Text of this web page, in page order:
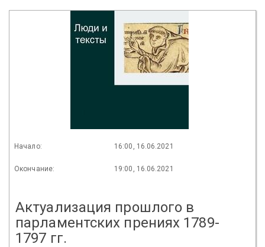
Начало: 16:00, 16.06.2021
Окончание: 19:00, 16.06.2021
Актуализация прошлого в
парламентских прениях 1789-
1797 гг.